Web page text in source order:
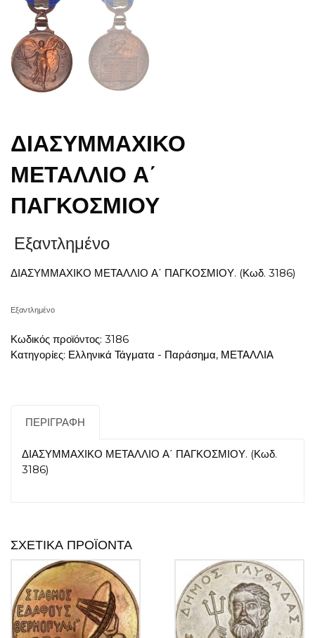
ΔΙΑΣΥΜΜΑΧΙΚΟ
ΜΕΤΑΛΛΙΟ Α΄
ΠΑΓΚΟΣΜΙΟΥ
Εξαντλημένο
ΔΙΑΣΥΜΜΑΧΙΚΟ ΜΕΤΑΛΛΙΟ Α΄ ΠΑΓΚΟΣΜΙΟΥ. (Κωδ. 3186)
Εξαντλημένο
Κωδικός προϊόντος: 3186
Κατηγορίες: Ελληνικά Τάγματα - Παράσημα, ΜΕΤΑΛΛΙΑ
ΠΕΡΙΓΡΑΦΉ
ΔΙΑΣΥΜΜΑΧΙΚΟ ΜΕΤΑΛΛΙΟ Α΄ ΠΑΓΚΟΣΜΙΟΥ. (Κωδ.
3186)
ΣΧΕΤΙΚΆ ΠΡΟΪΌΝΤΑ